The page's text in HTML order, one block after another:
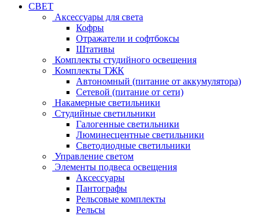
СВЕТ
Аксессуары для света
Кофры
Отражатели и софтбоксы
Штативы
Комплекты студийного освещения
Комплекты ТЖК
Автономный (питание от аккумулятора)
Сетевой (питание от сети)
Накамерные светильники
Студийные светильники
Галогенные светильники
Люминесцентные светильники
Светодиодные светильники
Управление светом
Элементы подвеса освещения
Аксессуары
Пантографы
Рельсовые комплекты
Рельсы